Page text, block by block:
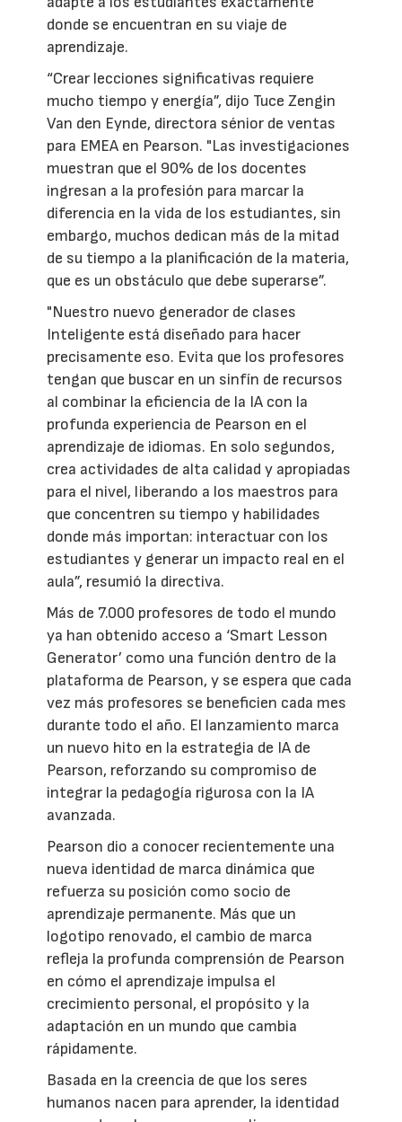
donde se encuentran en su viaje de
aprendizaje.
“Crear lecciones significativas requiere
mucho tiempo y energía”, dijo Tuce Zengin
Van den Eynde, directora sénior de ventas
para EMEA en Pearson. "Las investigaciones
muestran que el 90% de los docentes
ingresan a la profesión para marcar la
diferencia en la vida de los estudiantes, sin
embargo, muchos dedican más de la mitad
de su tiempo a la planificación de la materia,
que es un obstáculo que debe superarse”.
"Nuestro nuevo generador de clases
Inteligente está diseñado para hacer
precisamente eso. Evita que los profesores
tengan que buscar en un sinfín de recursos
al combinar la eficiencia de la IA con la
profunda experiencia de Pearson en el
aprendizaje de idiomas. En solo segundos,
crea actividades de alta calidad y apropiadas
para el nivel, liberando a los maestros para
que concentren su tiempo y habilidades
donde más importan: interactuar con los
estudiantes y generar un impacto real en el
aula”, resumió la directiva.
Más de 7.000 profesores de todo el mundo
ya han obtenido acceso a ‘Smart Lesson
Generator’ como una función dentro de la
plataforma de Pearson, y se espera que cada
vez más profesores se beneficien cada mes
durante todo el año. El lanzamiento marca
un nuevo hito en la estrategia de IA de
Pearson, reforzando su compromiso de
integrar la pedagogía rigurosa con la IA
avanzada.
Pearson dio a conocer recientemente una
nueva identidad de marca dinámica que
refuerza su posición como socio de
aprendizaje permanente. Más que un
logotipo renovado, el cambio de marca
refleja la profunda comprensión de Pearson
en cómo el aprendizaje impulsa el
crecimiento personal, el propósito y la
adaptación en un mundo que cambia
rápidamente.
Basada en la creencia de que los seres
humanos nacen para aprender, la identidad